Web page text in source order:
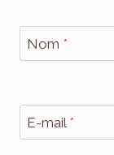
Nom *
E-mail *